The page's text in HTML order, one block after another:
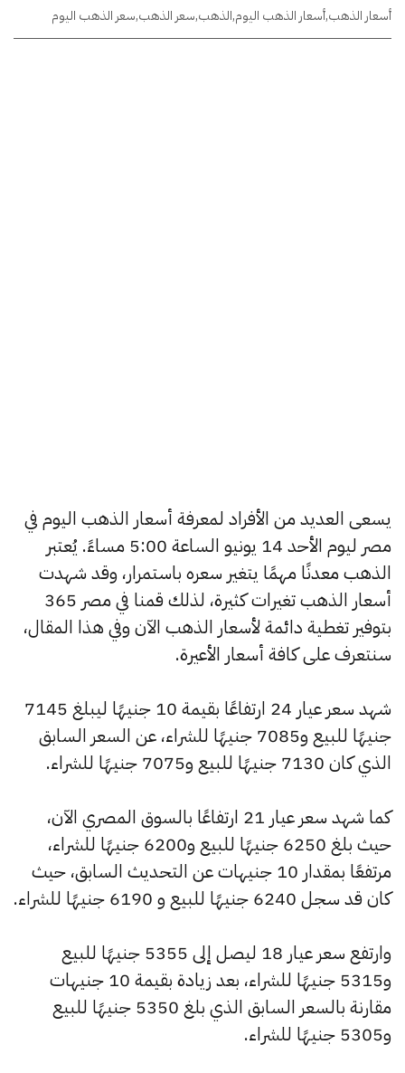
أسعار الذهب,أسعار الذهب اليوم,الذهب,سعر الذهب,سعر الذهب اليوم
يسعى العديد من الأفراد لمعرفة أسعار الذهب اليوم في
مصر ليوم الأحد 14 يونيو الساعة 5:00 مساءً. يُعتبر
الذهب معدنًا مهمًا يتغير سعره باستمرار، وقد شهدت
أسعار الذهب تغيرات كثيرة، لذلك قمنا في مصر 365
بتوفير تغطية دائمة لأسعار الذهب الآن وفي هذا المقال،
سنتعرف على كافة أسعار الأعيرة.
شهد سعر عيار 24 ارتفاعًا بقيمة 10 جنيهًا ليبلغ 7145
جنيهًا للبيع و7085 جنيهًا للشراء، عن السعر السابق
الذي كان 7130 جنيهًا للبيع و7075 جنيهًا للشراء.
كما شهد سعر عيار 21 ارتفاعًا بالسوق المصري الآن،
حيث بلغ 6250 جنيهًا للبيع و6200 جنيهًا للشراء،
مرتفعًا بمقدار 10 جنيهات عن التحديث السابق، حيث
كان قد سجل 6240 جنيهًا للبيع و 6190 جنيهًا للشراء.
وارتفع سعر عيار 18 ليصل إلى 5355 جنيهًا للبيع
و5315 جنيهًا للشراء، بعد زيادة بقيمة 10 جنيهات
مقارنة بالسعر السابق الذي بلغ 5350 جنيهًا للبيع
و5305 جنيهًا للشراء.